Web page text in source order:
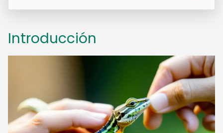
Introducción